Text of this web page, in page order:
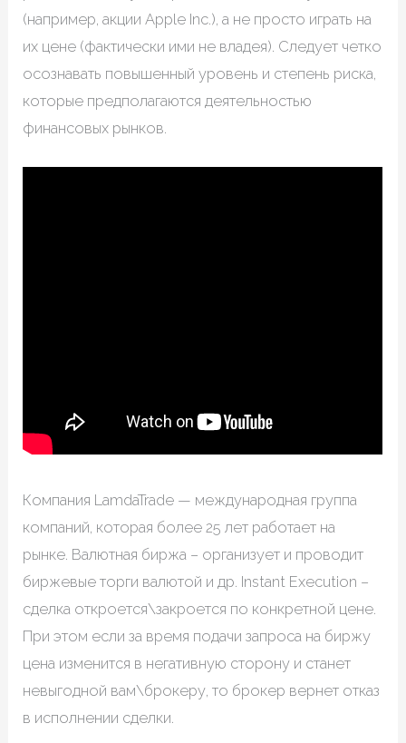
(например, акции Apple Inc.), а не просто играть на
их цене (фактически ими не владея). Следует четко
осознавать повышенный уровень и степень риска,
которые предполагаются деятельностью
финансовых рынков.
Компания LamdaTrade — международная группа
компаний, которая более 25 лет работает на
рынке. Валютная биржа – организует и проводит
биржевые торги валютой и др. Instant Execution –
сделка откроется\закроется по конкретной цене.
При этом если за время подачи запроса на биржу
цена изменится в негативную сторону и станет
невыгодной вам\брокеру, то брокер вернет отказ
в исполнении сделки.